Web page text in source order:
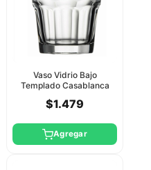
Vaso Vidrio Bajo
Templado Casablanca
$1.479
Agregar